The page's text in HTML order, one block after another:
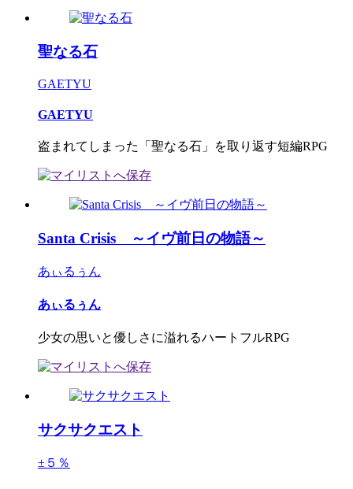
聖なる石
GAETYU
GAETYU
盗まれてしまった「聖なる石」を取り返す短編RPG
Santa Crisis ～イヴ前日の物語～
あぃるぅん
あぃるぅん
少女の思いと優しさに溢れるハートフルRPG
サクサクエスト
±５％